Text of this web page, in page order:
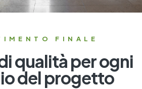
FINALE
qualità per ogni
del progetto